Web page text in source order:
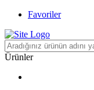
Favoriler
Ürünler